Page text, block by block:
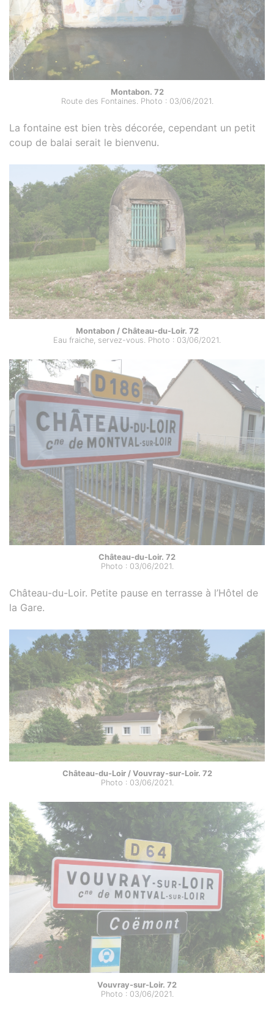
Montabon. 72
Route des Fontaines. Photo : 03/06/2021.
La fontaine est bien très décorée, cependant un petit
coup de balai serait le bienvenu.
Montabon / Château-du-Loir. 72
Eau fraiche, servez-vous. Photo : 03/06/2021.
Château-du-Loir. 72
Photo : 03/06/2021.
Château-du-Loir. Petite pause en terrasse à l’Hôtel de
la Gare.
Château-du-Loir / Vouvray-sur-Loir. 72
Photo : 03/06/2021.
Vouvray-sur-Loir. 72
Photo : 03/06/2021.